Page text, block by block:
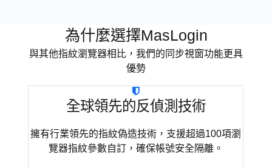
為什麼選擇MasLogin
與其他指紋瀏覽器相比，我們的同步視窗功能更具
優勢
全球領先的反偵測技術
擁有行業領先的指紋偽造技術，支援超過100項瀏
覽器指紋參數自訂，確保帳號安全隔離。